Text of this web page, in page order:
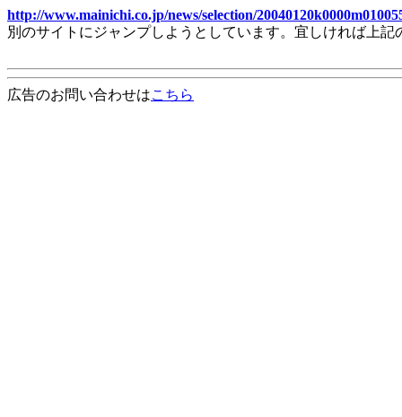
http://www.mainichi.co.jp/news/selection/
別のサイトにジャンプしようとしています。宜しければ上
広告のお問い合わせはこちら